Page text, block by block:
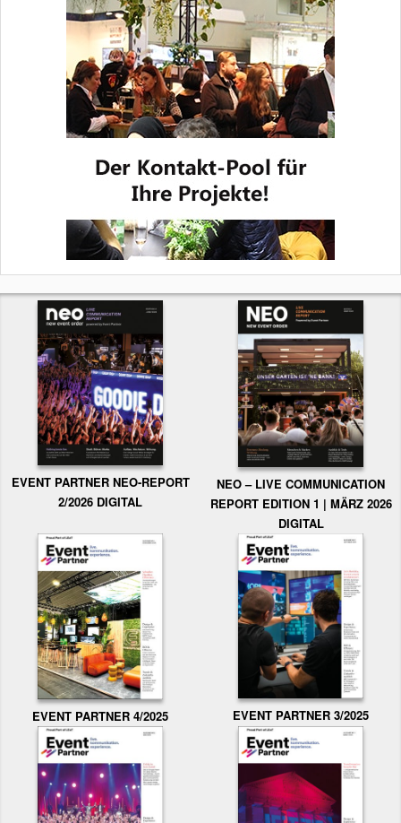
EVENT PARTNER NEO-REPORT
2/2026 DIGITAL
NEO – LIVE COMMUNICATION
REPORT EDITION 1 | MÄRZ 2026
DIGITAL
EVENT PARTNER 4/2025 EVENT PARTNER 3/2025